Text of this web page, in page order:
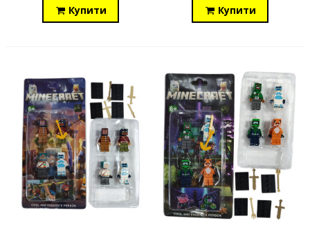
Купити Купити